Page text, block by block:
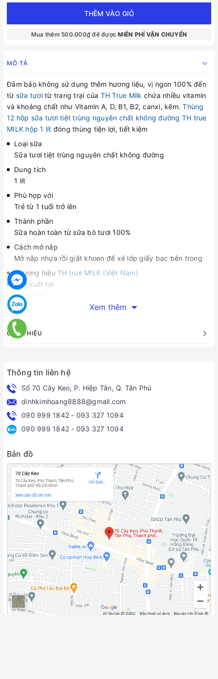
THÊM VÀO GIỎ
Mua thêm 500.000₫ để đượcMIỄN PHÍ VẬN CHUYỂN
MÔ TẢ
Đảm bảo không sử dụng thêm hương liệu, vị ngon 100% đến
từ sữa tươitừ trang trại của TH True Milk chứa nhiều vitamin
và khoáng chất như Vitamin A, D, B1, B2, canxi, kẽm.Thùng
12 hộp sữa tươi tiệt trùng nguyên chất không đường TH true
MILK hộp 1 lít đóng thùng tiện lợi, tiết kiệm
Loại sữa
Sữa tươi tiệt trùng nguyên chất không đường
Dung tích
1 lít
Phù hợp với
Trẻ từ 1 tuổi trở lên
Thành phần
Sữa hoàn toàn từ sữa bò tươi 100%
Cách mở nắp
Mở nắp nhựa rồi giật khoen để xé lớp giấy bạc bên trong
Thương hiệu TH true MILK (Việt Nam)
Sản xuất tại
Việt Nam
Thành phần và công dụng:
Sản phẩm có hương vị thơm ngon, hấp dẫn với thành
phần: Sữa hoàn toàn từ sữa bò tươi (96%), đường tinh
trại TH với dây chuyền sản xuất hiện đại và đảm bảo an
toàn vệ sinh thực phẩm.
Xem thêm
GIỚI THIỆU
Thông tin liên hệ
Số 70 Cây Keo, P. Hiệp Tân, Q. Tân Phú
dinhkimhoang8888@gmail.com
090 999 1842 - 093 327 1094
090 999 1842 - 093 327 1094
Bản đồ